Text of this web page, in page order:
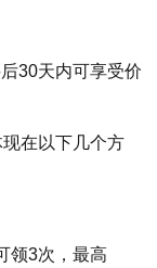
30天内可享受价
在以下几个方
领3次，最高